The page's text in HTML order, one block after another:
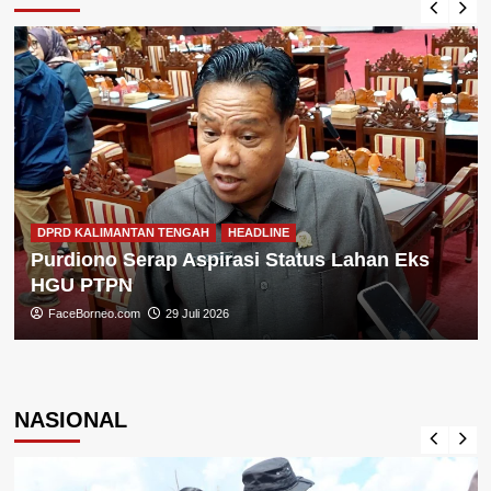
DPRD KALIMANTAN TENGAH HEADLINE
Purdiono Serap Aspirasi Status Lahan Eks
HGU PTPN
FaceBorneo.com 29 Juli 2026
NASIONAL